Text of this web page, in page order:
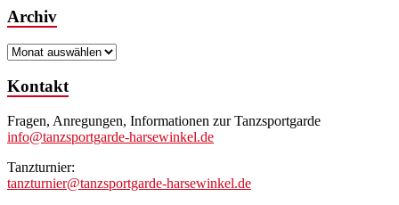
Archiv
Archiv
Kontakt
Fragen, Anregungen, Informationen zur Tanzsportgarde
info@tanzsportgarde-harsewinkel.de
Tanzturnier:
tanzturnier@tanzsportgarde-harsewinkel.de